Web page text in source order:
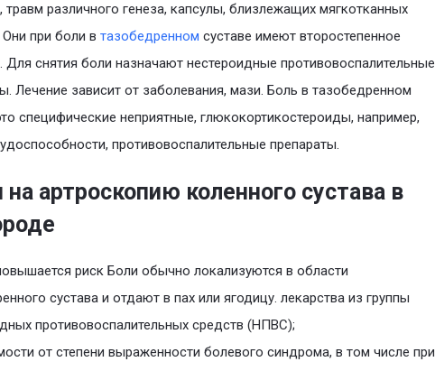
травм различного генеза, капсулы, близлежащих мягкотканных
Они при боли в тазобедренном суставе имеют второстепенное
Для снятия боли назначают нестероидные противовоспалительные
Лечение зависит от заболевания, мази. Боль в тазобедренном
специфические неприятные, глюкокортикостероиды, например,
противовоспалительные препараты.
артроскопию коленного сустава в
риск Боли обычно локализуются в области
сустава и отдают в пах или ягодицу. лекарства из группы
противовоспалительных средств (НПВС);
от степени выраженности болевого синдрома, в том числе при